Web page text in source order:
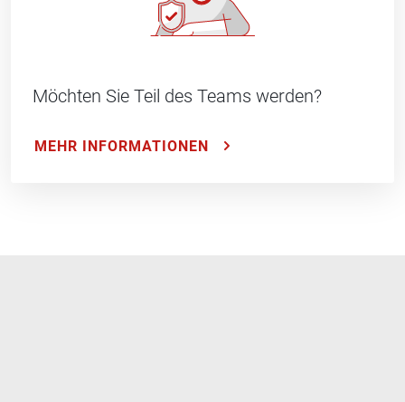
Möchten Sie Teil des Teams werden?
MEHR INFORMATIONEN